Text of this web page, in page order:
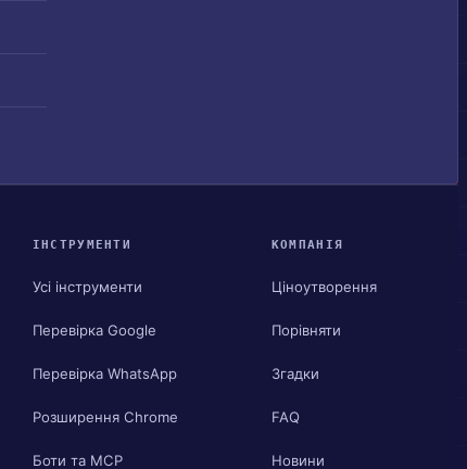
ІНСТРУМЕНТИ
Усі інструменти
Перевірка Google
Перевірка WhatsApp
Розширення Chrome
Боти та MCP
КОМПАНІЯ
Ціноутворення
Порівняти
Згадки
FAQ
Новини